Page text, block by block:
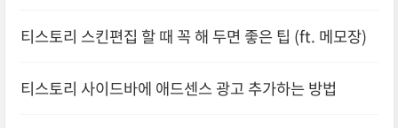
티스토리 스킨편집 할 때 꼭 해 두면 좋은 팁 (ft. 메모장)
티스토리 사이드바에 애드센스 광고 추가하는 방법